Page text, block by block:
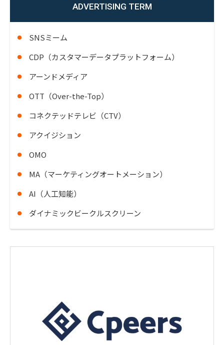
ADVERTISING TERM
SNSミーム
CDP（カスタマーデータプラットフォーム）
アーンドメディア
OTT（Over-the-Top）
コネクテッドテレビ（CTV）
アクイジション
OMO
MA（マーケティングオートメーション）
AI（人工知能）
ダイナミックビークルスクリーン